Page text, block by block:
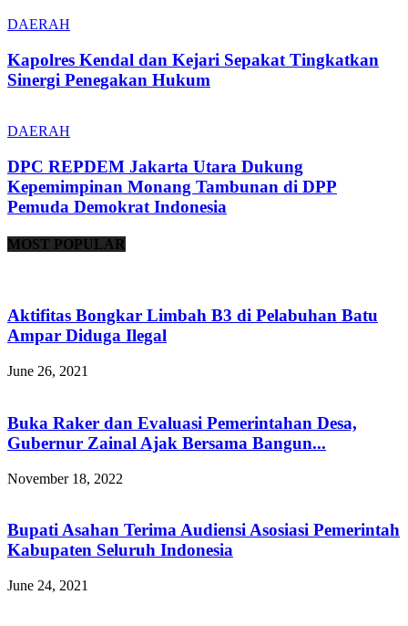
DAERAH
Kapolres Kendal dan Kejari Sepakat Tingkatkan
Sinergi Penegakan Hukum
DAERAH
DPC REPDEM Jakarta Utara Dukung
Kepemimpinan Monang Tambunan di DPP
Pemuda Demokrat Indonesia
MOST POPULAR
Aktifitas Bongkar Limbah B3 di Pelabuhan Batu
Ampar Diduga Ilegal
June 26, 2021
Buka Raker dan Evaluasi Pemerintahan Desa,
Gubernur Zainal Ajak Bersama Bangun...
November 18, 2022
Bupati Asahan Terima Audiensi Asosiasi Pemerintah
Kabupaten Seluruh Indonesia
June 24, 2021